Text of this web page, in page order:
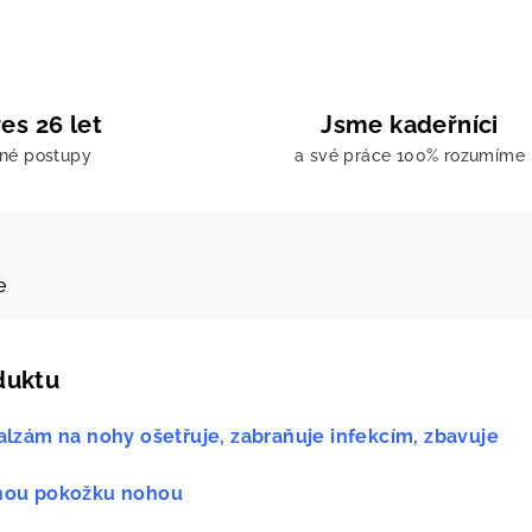
26 let
postupy
Jsme kadeřníci
a své práce 100% rozumíme
na nohy ošetřuje, zabraňuje infekcím, zbavuje
pokožku nohou